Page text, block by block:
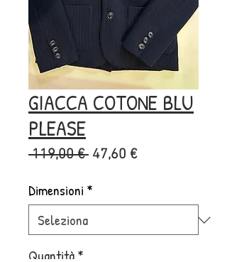
GIACCA COTONE BLU
PLEASE
119,00 € Prezzo
47,60 €Prezzo
Dimensioni *
Quantità*